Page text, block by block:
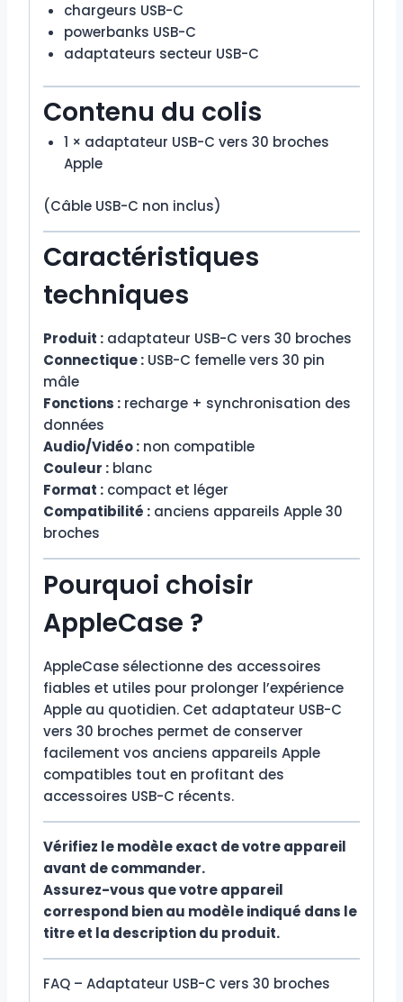
chargeurs USB-C
powerbanks USB-C
adaptateurs secteur USB-C
Contenu du colis
1 × adaptateur USB-C vers 30 broches
Apple
(Câble USB-C non inclus)
Caractéristiques
techniques
Produit : adaptateur USB-C vers 30 broches
Connectique : USB-C femelle vers 30 pin
mâle
Fonctions : recharge + synchronisation des
données
Audio/Vidéo : non compatible
Couleur : blanc
Format : compact et léger
Compatibilité : anciens appareils Apple 30
broches
Pourquoi choisir
AppleCase ?
AppleCase sélectionne des accessoires
fiables et utiles pour prolonger l’expérience
Apple au quotidien. Cet adaptateur USB-C
vers 30 broches permet de conserver
facilement vos anciens appareils Apple
compatibles tout en profitant des
accessoires USB-C récents.
Vérifiez le modèle exact de votre appareil
avant de commander.
Assurez-vous que votre appareil
correspond bien au modèle indiqué dans le
titre et la description du produit.
FAQ – Adaptateur USB-C vers 30 broches